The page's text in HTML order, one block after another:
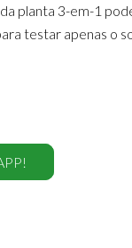
planta 3-em-1
testar apenas o